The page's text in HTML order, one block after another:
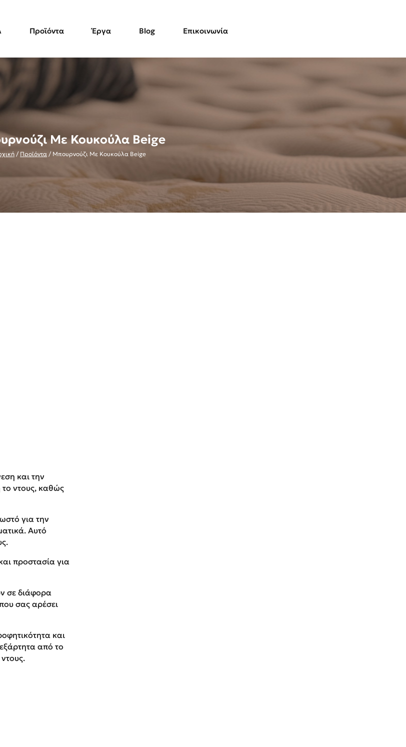
Προϊόντα Έργα Blog Επικοινωνία
Με Κουκούλα Beige
/ Προϊόντα / Μπουρνούζι Με Κουκούλα Beige
και την
το ντους, καθώς
για την
Αυτό
προστασία για
σε διάφορα
σας αρέσει
και
από το